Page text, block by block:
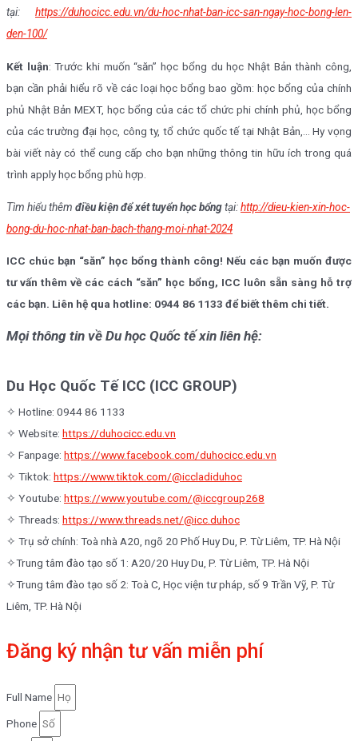
tại: https://duhocicc.edu.vn/du-hoc-nhat-ban-icc-san-ngay-hoc-bong-len-
den-100/
Kết luận: Trước khi muốn “săn” học bổng du học Nhật Bản thành công,
bạn cần phải hiểu rõ về các loại học bổng bao gồm: học bổng của chính
phủ Nhật Bản MEXT, học bổng của các tổ chức phi chính phủ, học bổng
của các trường đại học, công ty, tổ chức quốc tế tại Nhật Bản,… Hy vọng
bài viết này có thể cung cấp cho bạn những thông tin hữu ích trong quá
trình apply học bổng phù hợp.
Tìm hiểu thêm điều kiện để xét tuyển học bổngtại:http://dieu-kien-xin-hoc-
bong-du-hoc-nhat-ban-bach-thang-moi-nhat-2024
ICC chúc bạn “săn” học bổng thành công! Nếu các bạn muốn được
tư vấn thêm về các cách “săn” học bổng, ICC luôn sẵn sàng hỗ trợ
các bạn. Liên hệ qua hotline: 0944 86 1133 để biết thêm chi tiết.
Mọi thông tin về Du học Quốc tế xin liên hệ:
Du Học Quốc Tế ICC (ICC GROUP)
✧ Hotline: 0944 86 1133
✧ Website: https://duhocicc.edu.vn
✧ Fanpage: https://www.facebook.com/duhocicc.edu.vn
✧ Tiktok: https://www.tiktok.com/@iccladiduhoc
✧ Youtube: https://www.youtube.com/@iccgroup268
✧ Threads: https://www.threads.net/@icc.duhoc
✧ Trụ sở chính: Toà nhà A20, ngõ 20 Phố Huy Du, P. Từ Liêm, TP. Hà Nội
✧Trung tâm đào tạo số 1: A20/20 Huy Du, P. Từ Liêm, TP. Hà Nội
✧Trung tâm đào tạo số 2: Toà C, Học viện tư pháp, số 9 Trần Vỹ, P. Từ
Liêm, TP. Hà Nội
Đăng ký nhận tư vấn miễn phí
Full Name
Phone